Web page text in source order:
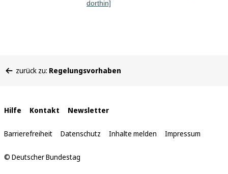
dorthin]
befinden
zurück zu: Regelungsvorhaben
Interne
Links
Hilfe Kontakt Newsletter
Barrierefreiheit Datenschutz Inhalte melden Impressum
© Deutscher Bundestag